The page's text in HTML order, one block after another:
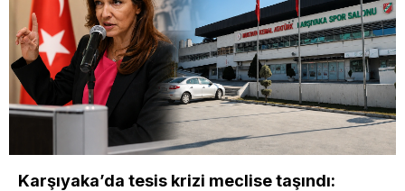
Karşıyaka’da tesis krizi meclise taşındı: